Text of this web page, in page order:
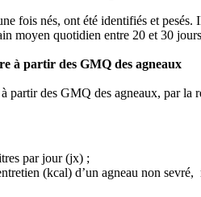
fois nés, ont été identifiés et
moyen quotidien entre 20 et 30
à partir des GMQ des agneaux
partir des GMQ des agneaux, par la
par jour (jx) ;
(kcal) d’un agneau non